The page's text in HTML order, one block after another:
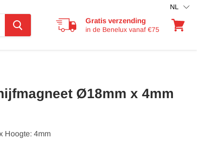
Gratis verzending
in de Benelux vanaf €75
NL
Ø18mm x 4mm
Hoogte: 4mm